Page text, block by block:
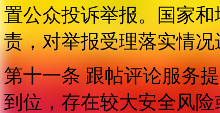
置公众投诉举报。国家
责，对举报受理落实情
第十一条 跟帖评论服务
到位，存在较大安全风